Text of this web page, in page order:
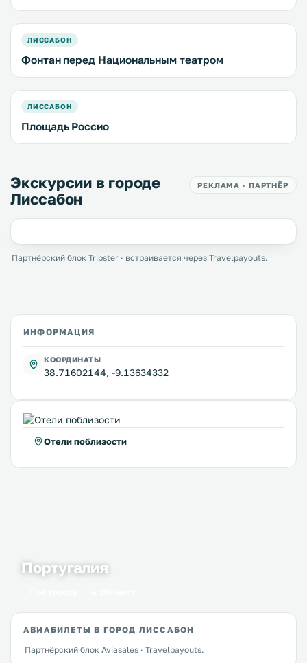
ЛИССАБОН
Фонтан перед Национальным театром
ЛИССАБОН
Площадь Россио
Экскурсии в городе
Лиссабон
РЕКЛАМА · ПАРТНЁР
Партнёрский блок Tripster · встраивается через Travelpayouts.
ИНФОРМАЦИЯ
КООРДИНАТЫ
38.71602144, -9.13634332
Отели поблизости
Португалия
АВИАБИЛЕТЫ В ГОРОД ЛИССАБОН
Партнёрский блок Aviasales · Travelpayouts.